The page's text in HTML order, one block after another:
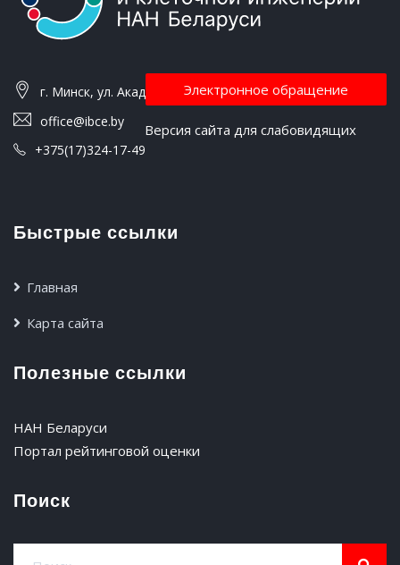
г. Минск, ул. Академическая, 27
office@ibce.by
+375(17)324-17-49
Быстрые ссылки
Главная
Карта сайта
Полезные ссылки
НАН Беларуси
Портал рейтинговой оценки
Поиск
Версия сайта для слабовидящих
Электронное обращение